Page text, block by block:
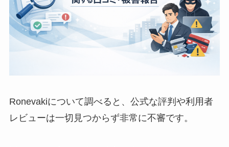
Ronevakiについて調べると、公式な評判や利用者
レビューは一切見つからず非常に不審です。